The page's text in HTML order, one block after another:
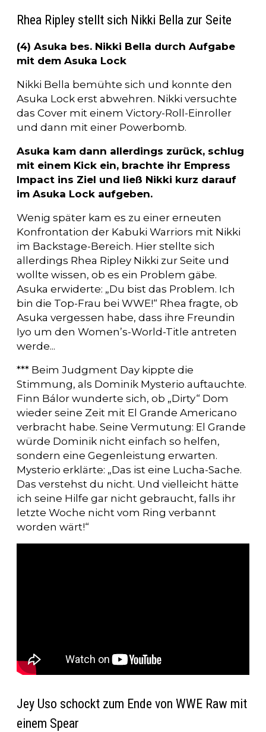
Rhea Ripley stellt sich Nikki Bella zur Seite
(4) Asuka bes. Nikki Bella durch Aufgabe
mit dem Asuka Lock
Nikki Bella bemühte sich und konnte den
Asuka Lock erst abwehren. Nikki versuchte
das Cover mit einem Victory-Roll-Einroller
und dann mit einer Powerbomb.
Asuka kam dann allerdings zurück, schlug
mit einem Kick ein, brachte ihr Empress
Impact ins Ziel und ließ Nikki kurz darauf
im Asuka Lock aufgeben.
Wenig später kam es zu einer erneuten
Konfrontation der Kabuki Warriors mit Nikki
im Backstage-Bereich. Hier stellte sich
allerdings Rhea Ripley Nikki zur Seite und
wollte wissen, ob es ein Problem gäbe.
Asuka erwiderte: „Du bist das Problem. Ich
bin die Top-Frau bei WWE!“ Rhea fragte, ob
Asuka vergessen habe, dass ihre Freundin
Iyo um den Women’s-World-Title antreten
werde...
*** Beim Judgment Day kippte die
Stimmung, als Dominik Mysterio auftauchte.
Finn Bálor wunderte sich, ob „Dirty“ Dom
wieder seine Zeit mit El Grande Americano
verbracht habe. Seine Vermutung: El Grande
würde Dominik nicht einfach so helfen,
sondern eine Gegenleistung erwarten.
Mysterio erklärte: „Das ist eine Lucha-Sache.
Das verstehst du nicht. Und vielleicht hätte
ich seine Hilfe gar nicht gebraucht, falls ihr
letzte Woche nicht vom Ring verbannt
worden wärt!“
Jey Uso schockt zum Ende von WWE Raw mit
einem Spear